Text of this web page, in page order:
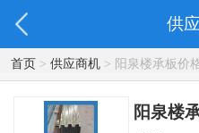
供
首页> 供应商机> 阳泉楼承板价
阳泉楼